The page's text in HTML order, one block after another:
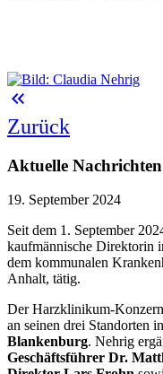
keyboard_double_arrow_left
Zurück
Aktuelle Nachrichten
19. September 2024
Seit dem 1. September
kaufmännische Direktorin
dem kommunalen
Anhalt, tätig.
Der Harzklinikum-
an seinen drei Standorten in
Blankenburg. Nehrig
Geschäftsführer Dr.